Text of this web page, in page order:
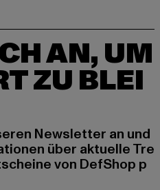
AN, UM
ZU BLEI
Newsletter an und
über aktuelle Tre
von DefShop p